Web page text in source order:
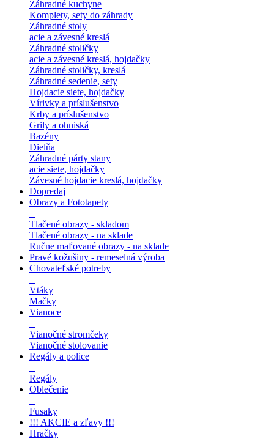
Záhradné kuchyne
Komplety, sety do záhrady
Záhradné stoly
acie a závesné kreslá
Záhradné stoličky
acie a závesné kreslá, hojdačky
Záhradné stoličky, kreslá
Záhradné sedenie, sety
Hojdacie siete, hojdačky
Vírivky a príslušenstvo
Krby a príslušenstvo
Grily a ohniská
Bazény
Dielňa
Záhradné párty stany
acie siete, hojdačky
Závesné hojdacie kreslá, hojdačky
Dopredaj
Obrazy a Fototapety
+
Tlačené obrazy - skladom
Tlačené obrazy - na sklade
Ručne maľované obrazy - na sklade
Pravé kožušiny - remeselná výroba
Chovateľské potreby
+
Vtáky
Mačky
Vianoce
+
Vianočné stromčeky
Vianočné stolovanie
Regály a police
+
Regály
Oblečenie
+
Fusaky
!!! AKCIE a zľavy !!!
Hračky